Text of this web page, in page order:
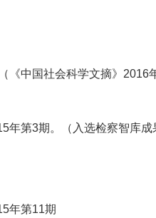
中国社会科学文摘》2016
第3期。（入选检察智库成
年第11期